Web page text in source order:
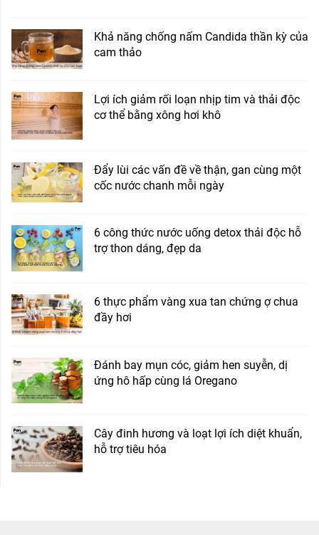
Khả năng chống nấm Candida thần kỳ của
cam thảo
Lợi ích giảm rối loạn nhịp tim và thải độc
cơ thể bằng xông hơi khô
Đẩy lùi các vấn đề về thận, gan cùng một
cốc nước chanh mỗi ngày
6 công thức nước uống detox thải độc hỗ
trợ thon dáng, đẹp da
6 thực phẩm vàng xua tan chứng ợ chua
đầy hơi
Đánh bay mụn cóc, giảm hen suyễn, dị
ứng hô hấp cùng lá Oregano
Cây đinh hương và loạt lợi ích diệt khuẩn,
hỗ trợ tiêu hóa